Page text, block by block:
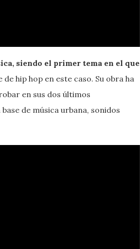
siendo el primer tema en el que
de hip hop en este caso. Su obra ha
en sus dos últimos
de música urbana, sonidos